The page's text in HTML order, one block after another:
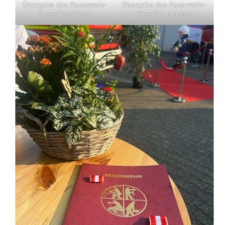
Übergabe des Feuerwehr-
Ehrenabzeichens
Übergabe des Feuerwehr-
Ehrenabzeichens